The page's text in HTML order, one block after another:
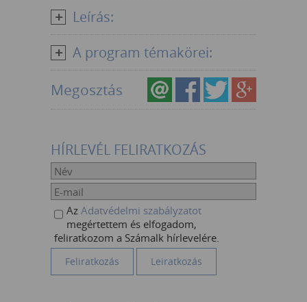
Leírás:
A program témakörei:
Megosztás
HÍRLEVÉL FELIRATKOZÁS
Az Adatvédelmi szabályzatot
megértettem és elfogadom,
feliratkozom a Számalk hírlevelére.